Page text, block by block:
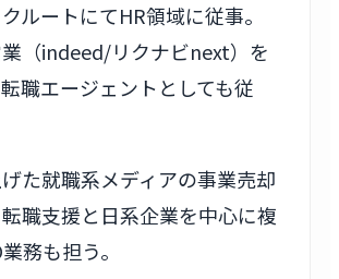
ルートにてHR領域に従事。
（indeed/リクナビnext）を
職エージェントとしても従
た就職系メディアの事業売却
職支援と日系企業を中心に複
務も担う。